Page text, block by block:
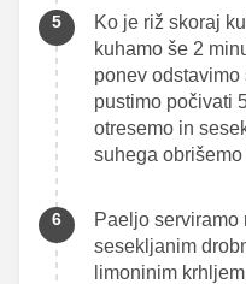
Ko je riž skoraj
kuhamo še 2
ponev
pustimo počivati
otresemo in
suhega
Paeljo serviramo
sesekljanim
limoninim